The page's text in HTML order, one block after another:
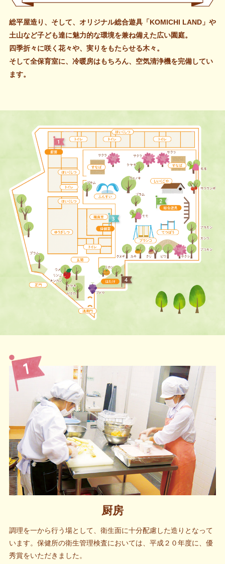
総平屋造り、そして、オリジナル総合遊具「KOMICHI LAND」や
土山など子ども達に魅力的な環境を兼ね備えた広い園庭。
四季折々に咲く花々や、実りをもたらせる木々。
そして全保育室に、冷暖房はもちろん、空気清浄機を完備してい
ます。
厨房
調理を一から行う場として、衛生面に十分配慮した造りとなって
います。保健所の衛生管理検査においては、平成２０年度に、優
秀賞をいただきました。